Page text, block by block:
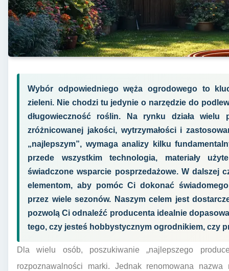
Wybór odpowiedniego węża ogrodowego to
zieleni. Nie chodzi tu jedynie o narzędzie do
długowieczność roślin. Na rynku działa wielu
zróżnicowanej jakości, wytrzymałości i
„najlepszym”, wymaga analizy kilku
przede wszystkim technologia, materiały
świadczone wsparcie posprzedażowe. W dalszej
elementom, aby pomóc Ci dokonać
przez wiele sezonów. Naszym celem jest
pozwolą Ci odnaleźć producenta idealnie
tego, czy jesteś hobbystycznym ogrodnikiem, czy
Dla wielu osób, poszukiwanie „najlepszego
rozpoznawalności marki. Jednak renomowana